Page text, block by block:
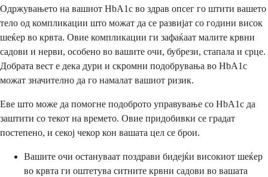
Одржувањето на вашиот HbA1c во здрав опсег го штити вашето
тело од компликации што можат да се развијат со години висок
шеќер во крвта. Овие компликации ги зафаќаат малите крвни
садови и нерви, особено во вашите очи, бубрези, стапала и срце.
Добрата вест е дека дури и скромни подобрувања во HbA1c
можат значително да го намалат вашиот ризик.
Еве што може да помогне подоброто управување со HbA1c да
заштити со текот на времето. Овие придобивки се градат
постепено, и секој чекор кон вашата цел се брои.
Вашите очи остануваат поздрави бидејќи високиот шеќер
во крвта ги оштетува ситните крвни садови во вашата